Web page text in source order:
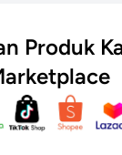
Produk